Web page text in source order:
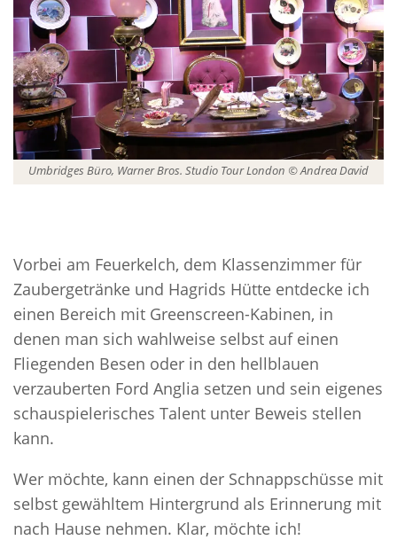
Umbridges Büro, Warner Bros. Studio Tour London © Andrea David
Vorbei am Feuerkelch, dem Klassenzimmer für
Zaubergetränke und Hagrids Hütte entdecke ich
einen Bereich mit Greenscreen-Kabinen, in
denen man sich wahlweise selbst auf einen
Fliegenden Besen oder in den hellblauen
verzauberten Ford Anglia setzen und sein eigenes
schauspielerisches Talent unter Beweis stellen
kann.
Wer möchte, kann einen der Schnappschüsse mit
selbst gewähltem Hintergrund als Erinnerung mit
nach Hause nehmen. Klar, möchte ich!